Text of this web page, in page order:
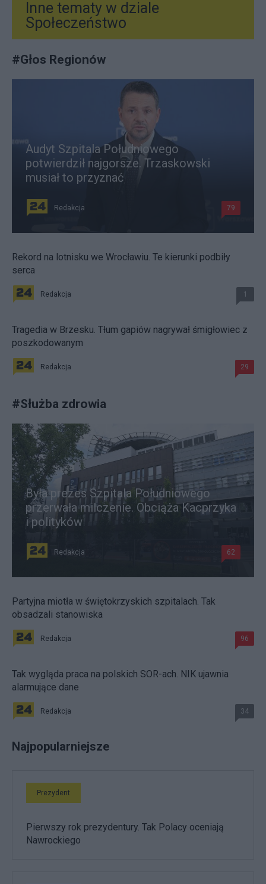
Inne tematy w dziale
Społeczeństwo
#Głos Regionów
Audyt Szpitala Południowego
potwierdził najgorsze. Trzaskowski
musiał to przyznać
Redakcja 79
Rekord na lotnisku we Wrocławiu. Te kierunki podbiły
serca
Redakcja 1
Tragedia w Brzesku. Tłum gapiów nagrywał śmigłowiec z
poszkodowanym
Redakcja 29
#Służba zdrowia
Była prezes Szpitala Południowego
przerwała milczenie. Obciąża Kacprzyka
i polityków
Redakcja 62
Partyjna miotła w świętokrzyskich szpitalach. Tak
obsadzali stanowiska
Redakcja 96
Tak wygląda praca na polskich SOR-ach. NIK ujawnia
alarmujące dane
Redakcja 34
Najpopularniejsze
Prezydent
Pierwszy rok prezydentury. Tak Polacy oceniają
Nawrockiego